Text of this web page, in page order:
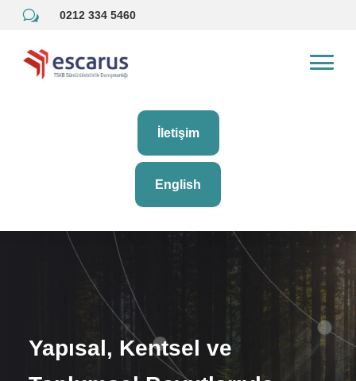
w 0212 334 5460
İletişim
English
Yapısal, Kentsel ve